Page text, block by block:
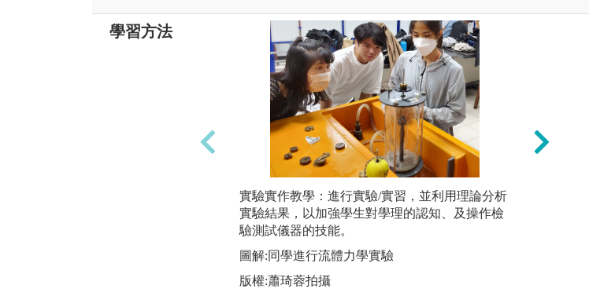
學習方法
實驗實作教學：進行實驗/實習，並利用理論分析
實驗結果，以加強學生對學理的認知、及操作檢
驗測試儀器的技能。
圖解:同學進行流體力學實驗
版權:蕭琦蓉拍攝